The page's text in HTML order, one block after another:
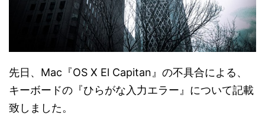
先日、Mac『OS X El Capitan』の不具合による、
キーボードの『ひらがな入力エラー』について記載
致しました。